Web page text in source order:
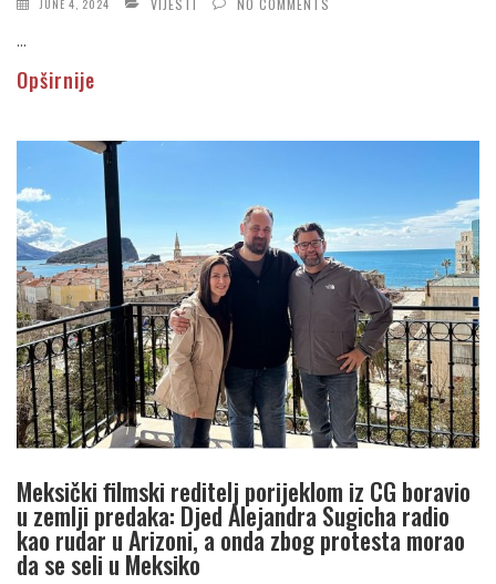
JUNE 4, 2024
...
Opširnije
Meksički filmski reditelj porijeklom iz CG boravio
u zemlji predaka: Djed Alejandra Sugicha radio
kao rudar u Arizoni, a onda zbog protesta morao
da se seli u Meksiko